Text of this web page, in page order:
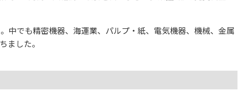
中でも精密機器、海運業、パルプ・紙、電気機器、機械、金属
ました。